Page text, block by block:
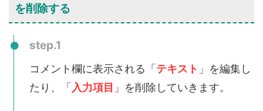
を削除する
step.1
コメント欄に表示される「 テキスト 」を編集し
たり、「 入力項目 」を削除していきます。